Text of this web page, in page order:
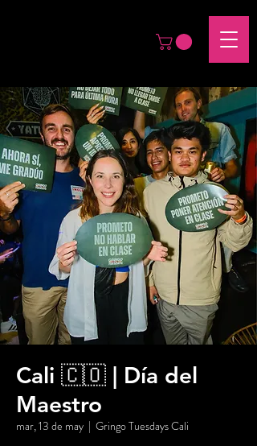
Cali 🇨🇴 | Día del
Maestro
mar, 13 de may
  |
Gringo Tuesdays Cali